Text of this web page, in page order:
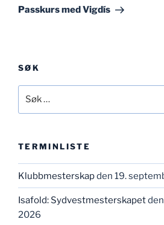
innlegg
Passkurs med Vigdís
SØK
etter:
TERMINLISTE
Klubbmesterskapden 19.
Isafold: Sydvestmesterskapet
2026